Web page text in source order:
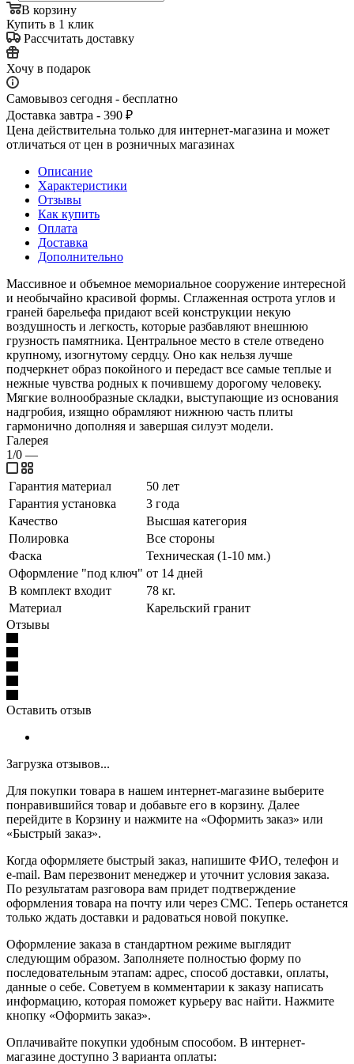
В корзину
Купить в 1 клик
Рассчитать доставку
Хочу в подарок
Самовывоз сегодня - бесплатно
Доставка завтра - 390 ₽
Цена действительна только для интернет-магазина и может
отличаться от цен в розничных магазинах
Описание
Характеристики
Отзывы
Как купить
Оплата
Доставка
Дополнительно
Массивное и объемное мемориальное сооружение интересной
и необычайно красивой формы. Сглаженная острота углов и
граней барельефа придают всей конструкции некую
воздушность и легкость, которые разбавляют внешнюю
грузность памятника. Центральное место в стеле отведено
крупному, изогнутому сердцу. Оно как нельзя лучше
подчеркнет образ покойного и передаст все самые теплые и
нежные чувства родных к почившему дорогому человеку.
Мягкие волнообразные складки, выступающие из основания
надгробия, изящно обрамляют нижнюю часть плиты
гармонично дополняя и завершая силуэт модели.
Галерея
1/0 —
Гарантия материал
50 лет
Гарантия установка
3 года
Качество
Высшая категория
Полировка
Все стороны
Фаска
Техническая (1-10 мм.)
Оформление "под ключ" от 14 дней
В комплект входит
78 кг.
Материал
Карельский гранит
Отзывы
Оставить отзыв
Загрузка отзывов...
Для покупки товара в нашем интернет-магазине выберите
понравившийся товар и добавьте его в корзину. Далее
перейдите в Корзину и нажмите на «Оформить заказ» или
«Быстрый заказ».
Когда оформляете быстрый заказ, напишите ФИО, телефон и
e-mail. Вам перезвонит менеджер и уточнит условия заказа.
По результатам разговора вам придет подтверждение
оформления товара на почту или через СМС. Теперь останется
только ждать доставки и радоваться новой покупке.
Оформление заказа в стандартном режиме выглядит
следующим образом. Заполняете полностью форму по
последовательным этапам: адрес, способ доставки, оплаты,
данные о себе. Советуем в комментарии к заказу написать
информацию, которая поможет курьеру вас найти. Нажмите
кнопку «Оформить заказ».
Оплачивайте покупки удобным способом. В интернет-
магазине доступно 3 варианта оплаты: